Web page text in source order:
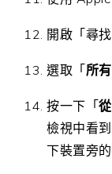
開啟「尋
選取「所
按一下「
檢視中看
下裝置旁